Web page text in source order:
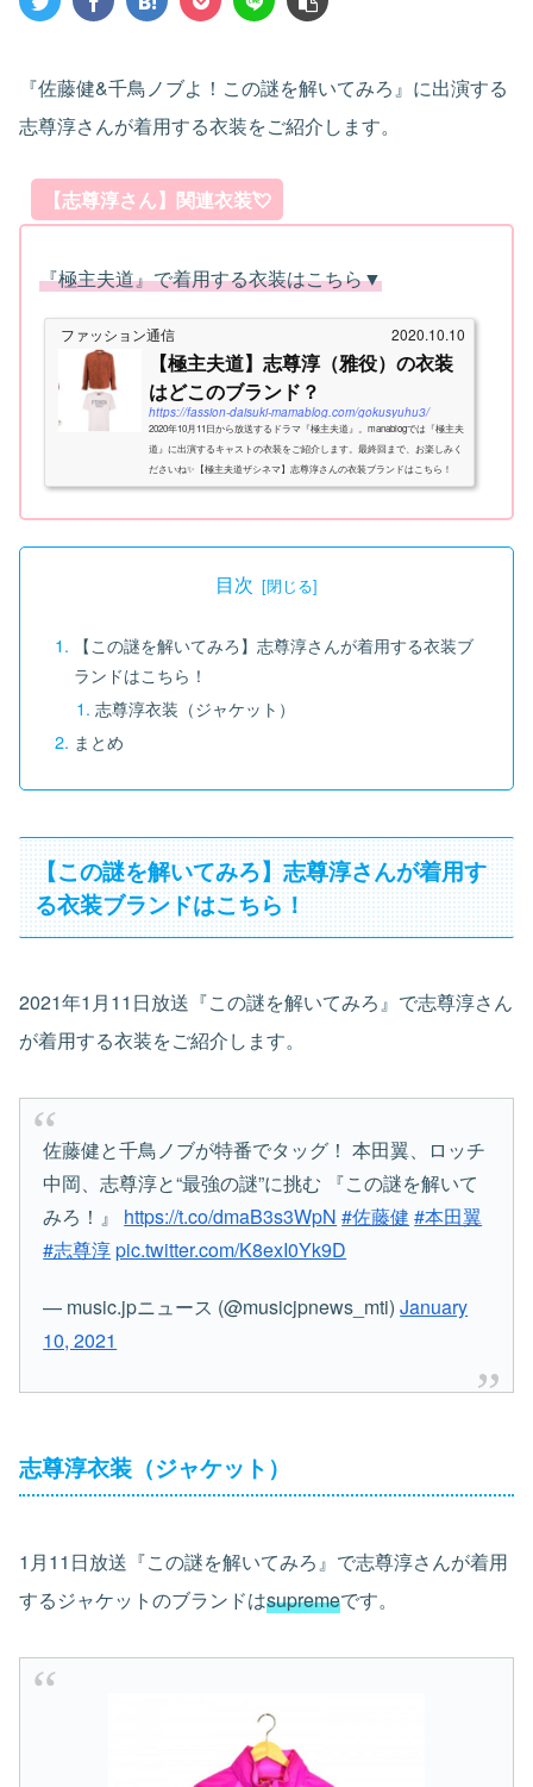
『佐藤健&千鳥ノブよ！この謎を解いてみろ』に出演する
志尊淳さんが着用する衣装をご紹介します。
【志尊淳さん】関連衣装💘
『極主夫道』で着用する衣装はこちら▼
ファッション通信 2020.10.10
【極主夫道】志尊淳（雅役）の衣装
はどこのブランド？
https://fassion-daisuki-mamablog.com/gokusyuhu3/
2020年10月11日から放送するドラマ『極主夫道』。manablogでは『極主夫
道』に出演するキャストの衣装をご紹介します。最終回まで、お楽しみく
ださいね✨【極主夫道ザシネマ】志尊淳さんの衣装ブランドはこちら！
『極主夫道ザシネマ』で志尊淳さんが着用する衣...
目次
【この謎を解いてみろ】志尊淳さんが着用する衣装ブ
ランドはこちら！
志尊淳衣装（ジャケット）
まとめ
【この謎を解いてみろ】志尊淳さんが着用す
る衣装ブランドはこちら！
2021年1月11日放送『この謎を解いてみろ』で志尊淳さん
が着用する衣装をご紹介します。
佐藤健と千鳥ノブが特番でタッグ！ 本田翼、ロッチ
中岡、志尊淳と“最強の謎”に挑む 『この謎を解いて
みろ！』 https://t.co/dmaB3s3WpN #佐藤健 #本田翼
#志尊淳pic.twitter.com/K8exI0Yk9D
— music.jpニュース (@musicjpnews_mti)January
10, 2021
志尊淳衣装（ジャケット）
1月11日放送『この謎を解いてみろ』で志尊淳さんが着用
するジャケットのブランドはsupremeです。